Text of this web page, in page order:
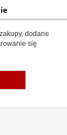
dodane
się